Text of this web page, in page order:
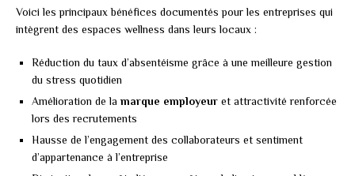
Voici les principaux bénéfices documentés pour les entreprises qui
intègrent des espaces wellness dans leurs locaux :
Réduction du taux d’absentéisme grâce à une meilleure gestion
du stress quotidien
Amélioration de la marque employeur et attractivité renforcée
lors des recrutements
Hausse de l’engagement des collaborateurs et sentiment
d’appartenance à l’entreprise